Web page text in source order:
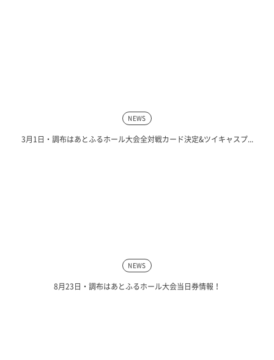
NEWS
3月1日・調布はあとふるホール大会全対戦カード決定&ツイキャスプ...
NEWS
8月23日・調布はあとふるホール大会当日券情報！